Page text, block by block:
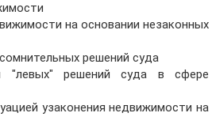
на основании незаконных
решений суда
"левых" решений суда в сфере
узаконения недвижимости на